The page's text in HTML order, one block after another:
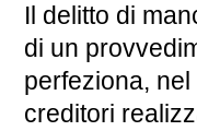
Il delitto di
di un
perfeziona,
creditori